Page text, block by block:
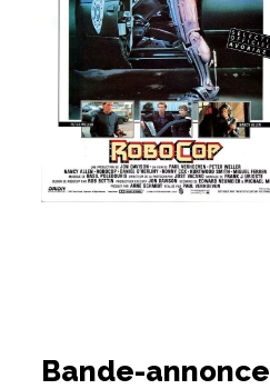
Bande-annonce